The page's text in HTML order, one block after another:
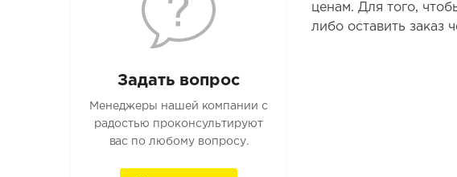
Задать вопрос
Менеджеры нашей компании с
радостью проконсультируют
вас по любому вопросу.
ценам. Для того,
либо оставить заказ